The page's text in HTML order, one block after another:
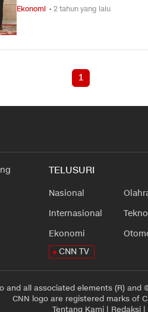
Ekonomi • 2 tahun yang lalu
1
TELUSURI
Nasional
Internasional
Ekonomi
CNN TV
and all associated elements (R)
CNN logo are registered marks of
Tentang Kami | Redaksi |